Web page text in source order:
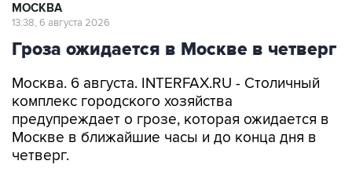
МОСКВА
13:38, 6 августа 2026
Гроза ожидается в Москве в четверг
Москва. 6 августа. INTERFAX.RU - Столичный
комплекс городского хозяйства
предупреждает о грозе, которая ожидается в
Москве в ближайшие часы и до конца дня в
четверг.